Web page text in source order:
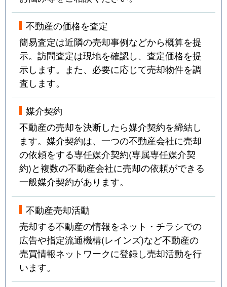
不動産の価格を査定
簡易査定は近隣の売却事例などから概算を提
示。訪問査定は現地を確認し、査定価格を提
示します。また、必要に応じて売却物件を調
査します。
媒介契約
不動産の売却を決断したら媒介契約を締結し
ます。媒介契約は、一つの不動産会社に売却
の依頼をする専任媒介契約(専属専任媒介契
約)と複数の不動産会社に売却の依頼ができる
一般媒介契約があります。
不動産売却活動
売却する不動産の情報をネット・チラシでの
広告や指定流通機構(レインズ)など不動産の
売買情報ネットワークに登録し売却活動を行
います。